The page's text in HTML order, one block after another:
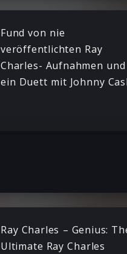
Fund von nie
veröffentlichten Ray
Charles- Aufnahmen und
ein Duett mit Johnny
Ray Charles – Genius:
Ultimate Ray Charles